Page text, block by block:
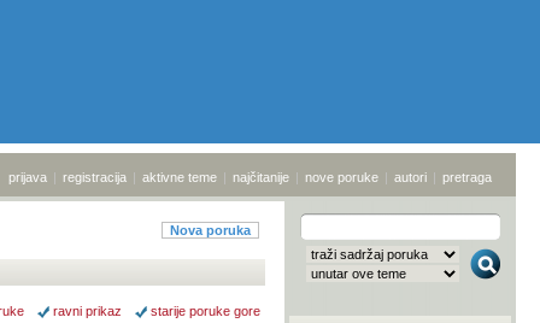
prijava | registracija | aktivne teme | najčitanije | nove poruke | autori | pretraga
Nova poruka
ravni prikaz starije poruke gore